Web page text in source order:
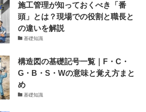
施工管理が知っておくべき「番
頭」とは？現場での役割と職長と
の違いを解説
基礎知識
構造図の基礎記号一覧｜F・C・
G・B・S・Wの意味と覚え方まと
め
基礎知識